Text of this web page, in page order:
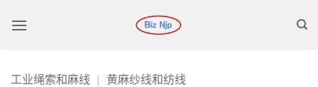
工业绳索和麻线 | 黄麻纱线和纺线